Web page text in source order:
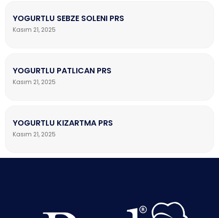
YOGURTLU SEBZE SOLENI PRS
Kasım 21, 2025
YOGURTLU PATLICAN PRS
Kasım 21, 2025
YOGURTLU KIZARTMA PRS
Kasım 21, 2025